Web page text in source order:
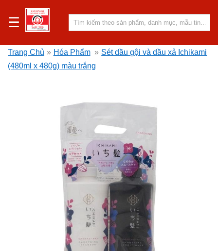
☰
Trang Chủ » Hóa Phẩm » Sét dầu gội và dầu xả Ichikami
(480ml x 480g) màu trắng